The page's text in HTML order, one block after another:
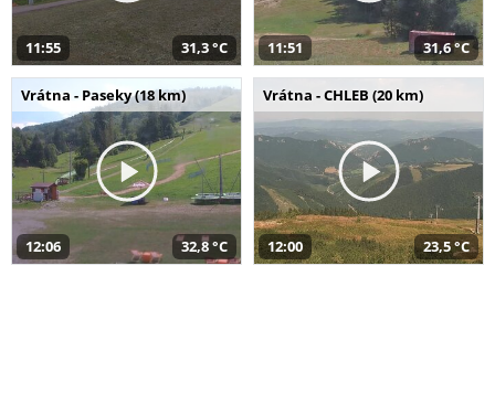
11:55 31,3 °C 11:51 31,6 °C
Vrátna - Paseky (18 km)
12:06 32,8 °C
Vrátna - CHLEB (20 km)
12:00 23,5 °C